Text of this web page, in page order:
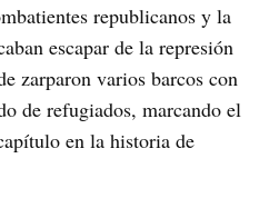
republicanos y la
escapar de la represión
zarparon varios barcos con
de refugiados, marcando el
en la historia de